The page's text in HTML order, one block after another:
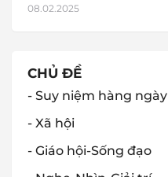
08.02.2025
CHỦ ĐỀ
- Suy niệm hàng ngày
- Xã hội
- Giáo hội-Sống đạo